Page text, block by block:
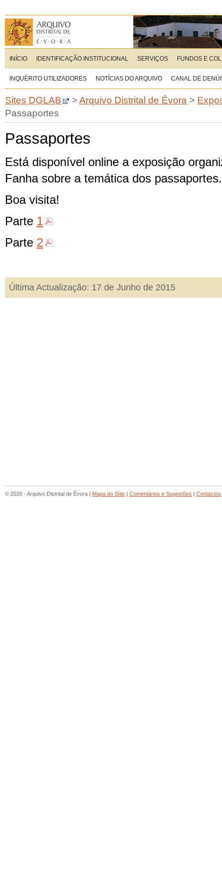
INÍCIO IDENTIFICAÇÃO INSTITUCIONAL SERVIÇOS FUNDOS E
INQUÉRITO UTILIZADORES NOTÍCIAS DO ARQUIVO CANAL DE
Sites DGLAB >Arquivo Distrital de Évora >
Passaportes
Passaportes
Está disponível online a exposição
Fanha sobre a temática dos passaportes.
Boa visita!
Parte 1
Parte 2
Última Actualização: 17 de Junho de 2015
© 2026 - Arquivo Distrital de Évora | Mapa do Sítio Comentários e Sugestões Contactos